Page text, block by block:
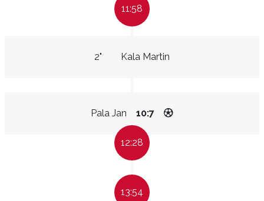
11:58
Kala Martin
2"
Pala Jan 10:7
12:28
13:54